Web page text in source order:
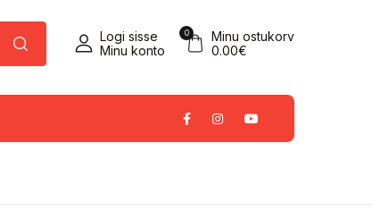
Logi sisse
Minu konto
0
Minu ostukorv
0.00€